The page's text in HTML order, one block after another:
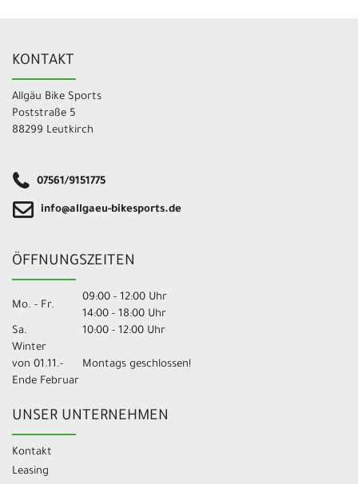
KONTAKT
Allgäu Bike Sports
Poststraße 5
88299 Leutkirch
07561/9151775
info@allgaeu-bikesports.de
ÖFFNUNGSZEITEN
Mo. - Fr.
09:00 - 12:00 Uhr
14:00 - 18:00 Uhr
Sa.
10:00 - 12:00 Uhr
Winter
von 01.11.-
Ende Februar
Montags geschlossen!
UNSER UNTERNEHMEN
Kontakt
Leasing